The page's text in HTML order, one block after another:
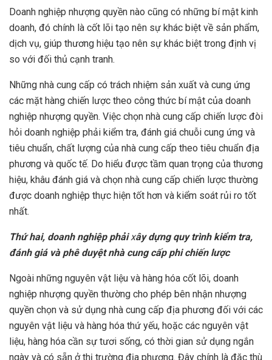
Doanh nghiệp nhượng quyền nào cũng có những bí mật kinh
doanh, đó chính là cốt lõi tạo nên sự khác biệt về sản phẩm,
dịch vụ, giúp thương hiệu tạo nên sự khác biệt trong định vị
so với đối thủ cạnh tranh.
Những nhà cung cấp có trách nhiệm sản xuất và cung ứng
các mặt hàng chiến lược theo công thức bí mật của doanh
nghiệp nhượng quyền. Việc chọn nhà cung cấp chiến lược đòi
hỏi doanh nghiệp phải kiểm tra, đánh giá chuỗi cung ứng và
tiêu chuẩn, chất lượng của nhà cung cấp theo tiêu chuẩn địa
phương và quốc tế. Do hiểu được tầm quan trọng của thương
hiệu, khâu đánh giá và chọn nhà cung cấp chiến lược thường
được doanh nghiệp thực hiện tốt hơn và kiểm soát rủi ro tốt
nhất.
Thứ hai, doanh nghiệp phảixây dựng quy trình kiểm tra,
đánh giá và phê duyệt nhà cung cấp phi chiến lược
Ngoài những nguyên vật liệu và hàng hóa cốt lõi, doanh
nghiệp nhượng quyền thường cho phép bên nhận nhượng
quyền chọn và sử dụng nhà cung cấp địa phương đối với các
nguyên vật liệu và hàng hóa thứ yếu, hoặc các nguyên vật
liệu, hàng hóa cần sự tươi sống, có thời gian sử dụng ngắn
ngày và có sẵn ở thị trường địa phương. Đây chính là đặc thù